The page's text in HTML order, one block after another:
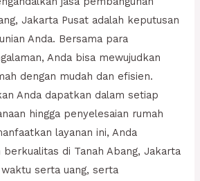
Jakarta Pusat adalah keputusan
Anda. Bersama para
Anda bisa mewujudkan
dengan mudah dan efisien.
Anda dapatkan dalam setiap
hingga penyelesaian rumah
layanan ini, Anda
di Tanah Abang, Jakarta
serta uang, serta